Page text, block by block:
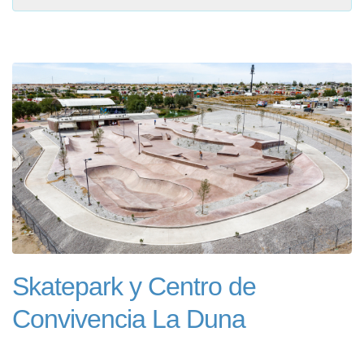
Skatepark y Centro de
Convivencia La Duna